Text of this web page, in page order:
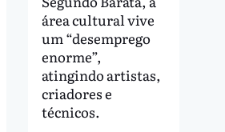
área cultural vive
um “desemprego
enorme”,
atingindo artistas,
criadores e
técnicos.